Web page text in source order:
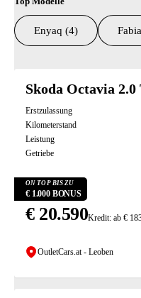
Enyaq (4)
Skoda Octavia
Erstzulassung
Kilometerstand
Leistung
Getriebe
ON TOP BIS ZU
€ 1.000 BONUS
€ 20.590Kredit: ab €
OutletCars.at - Leoben